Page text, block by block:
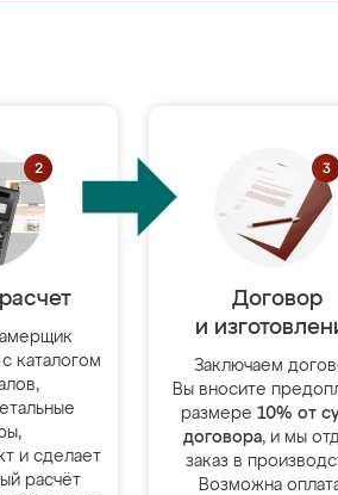
каталогом
и сделает
расчёт
Договор
и
Заключаем
Вы вносите
размере 10% от
договора, и мы
заказ в
Возможна